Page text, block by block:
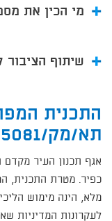
מי הכין את
שיתוף הציבור
התכנית
תא/מק/5081
אגף תכנון העיר
כפיר. מטרת התכנית,
מלא, הינה מימוש
לעקרונות המדיניות